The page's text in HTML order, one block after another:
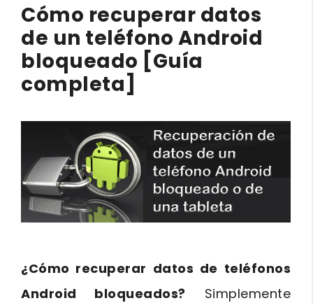
Cómo recuperar datos
de un teléfono Android
bloqueado [Guía
completa]
¿Cómo recuperar datos de teléfonos
Android bloqueados? Simplemente